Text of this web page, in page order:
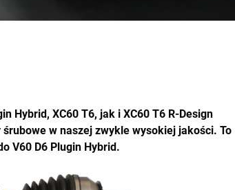
Hybrid, XC60 T6, jak i XC60 T6 R-Design
w naszej zwykle wysokiej jakości. To
V60 D6 Plugin Hybrid.